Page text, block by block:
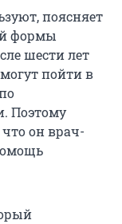
поясняет
формы
шести лет
пойти в
Поэтому
он врач-